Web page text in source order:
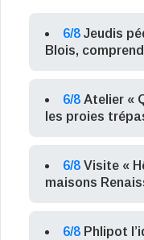
6/8 Jeudis
Blois,
6/8 Atelier «
les proies
6/8 Visite «
maisons
6/8 Phlipot